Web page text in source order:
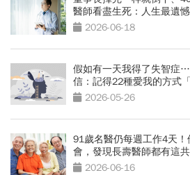
醫師看盡生死：人生最遺
及交代」
2026-06-18
假如有一天我得了失智症
信：記得22種愛我的方式
我」2026-05-26
91歲名醫仍每週工作4天
會，發現長壽醫師都有這
歲秘訣」
2026-06-16